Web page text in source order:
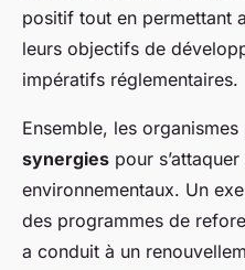
positif tout en permettant
leurs objectifs de
impératifs réglementaires.
Ensemble, les
synergies pour
environnementaux. Un
des programmes de
a conduit à un